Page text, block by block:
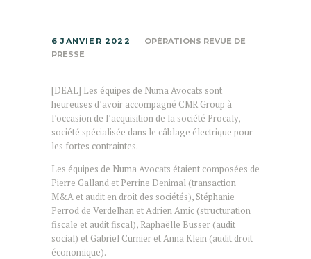
6 JANVIER 2022
OPÉRATIONS REVUE DE
PRESSE
[DEAL] Les équipes de Numa Avocats sont
heureuses d’avoir accompagné CMR Group à
l’occasion de l’acquisition de la société Procaly,
société spécialisée dans le câblage électrique pour
les fortes contraintes.
Les équipes de Numa Avocats étaient composées de
Pierre Galland et Perrine Denimal (transaction
M&A et audit en droit des sociétés), Stéphanie
Perrod de Verdelhan et Adrien Amic (structuration
fiscale et audit fiscal), Raphaëlle Busser (audit
social) et Gabriel Curnier et Anna Klein (audit droit
économique).